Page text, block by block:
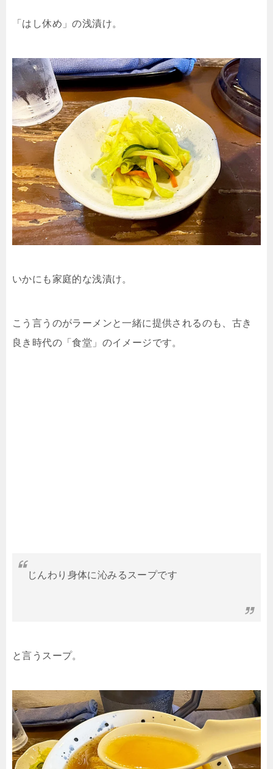
「はし休め」の浅漬け。
いかにも家庭的な浅漬け。
こう言うのがラーメンと一緒に提供されるのも、古き
良き時代の「食堂」のイメージです。
じんわり身体に沁みるスープです
と言うスープ。